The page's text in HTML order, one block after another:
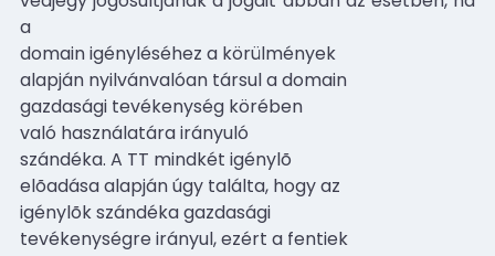
a
domain igényléséhez a körülmények
alapján nyilvánvalóan társul a domain
gazdasági tevékenység körében
való használatára irányuló
szándéka. A TT mindkét igénylõ
elõadása alapján úgy találta, hogy az
igénylõk szándéka gazdasági
tevékenységre irányul, ezért a fentiek